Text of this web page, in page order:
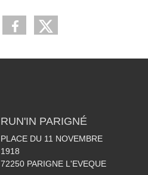
RUN'IN PARIGNÉ
PLACE DU 11 NOVEMBRE
1918
72250 PARIGNE L'EVEQUE